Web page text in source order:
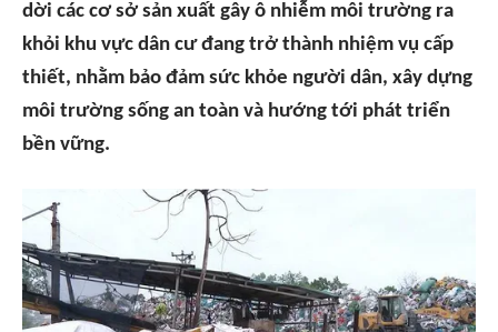
dời các cơ sở sản xuất gây ô nhiễm môi trường ra
khỏi khu vực dân cư đang trở thành nhiệm vụ cấp
thiết, nhằm bảo đảm sức khỏe người dân, xây dựng
môi trường sống an toàn và hướng tới phát triển
bền vững.